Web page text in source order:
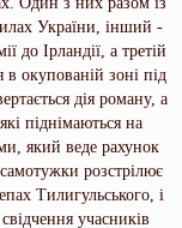
України, інший -
до Ірландії, а третій
в окупованій зоні під
дія роману, а
піднімаються на
який веде рахунок
розстрілює
Тилигульського, і
учасників